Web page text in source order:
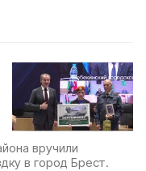
вручили
в город Брест.